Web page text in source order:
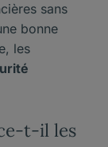
sans
bonne
les
t-il les